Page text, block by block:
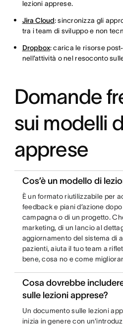
lezioni apprese.
Jira Cloud: sincronizza gli
tra i team di sviluppo e non
Dropbox: carica le risorse
nell’attività o nel resoconto
Domande
sui modelli
apprese
Cos’è un modello di
È un formato riutilizzabile per
feedback e piani d’azione
campagna o di un progetto.
marketing, di un lancio al
aggiornamento del sistema di
pazienti, aiuta il tuo team a
bene, cosa no e come
Cosa dovrebbe
sulle lezioni apprese?
Un documento sulle lezioni
inizia in genere con